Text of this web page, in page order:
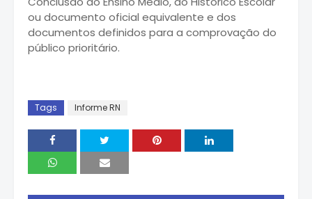
ou documento oficial equivalente e dos
documentos definidos para a comprovação do
público prioritário.
Tags Informe RN